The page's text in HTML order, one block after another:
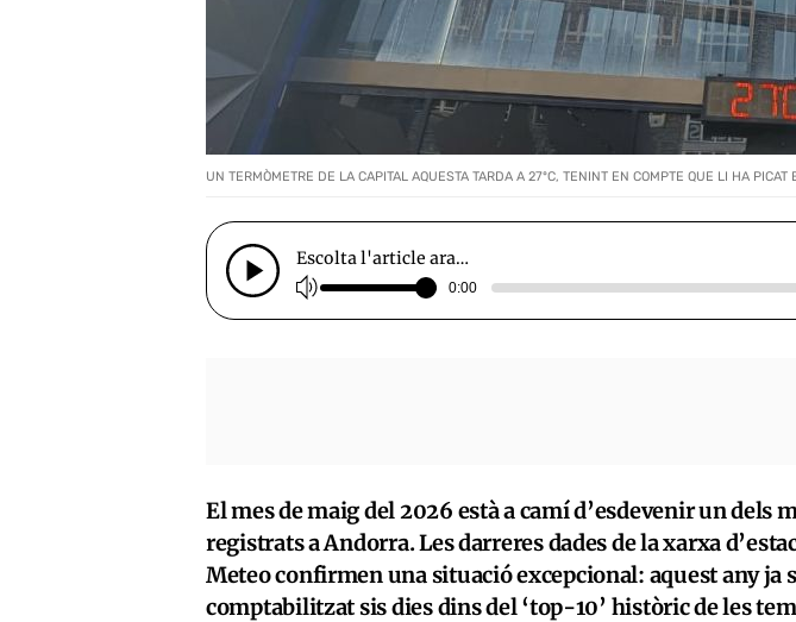
UN TERMÒMETRE DE LA CAPITAL AQUESTA TARDA A 27ºC, TENINT EN COMPTE QUE LI HA PICAT
Escolta l'article ara…
0:00
El mes de maig del 2026 està a camí d’esdevenir un dels
registrats a Andorra. Les darreres dades de la xarxa
Meteo confirmen una situació excepcional: aquest any ja
comptabilitzat sis dies dins del ‘top-10’ històric de les